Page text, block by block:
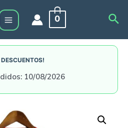
Main
Menu
0
10/08/2026